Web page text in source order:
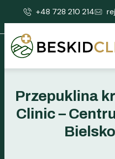
+48 728 210 214
Przepuklina
Clinic –